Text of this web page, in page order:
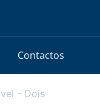
Contactos
- Dois